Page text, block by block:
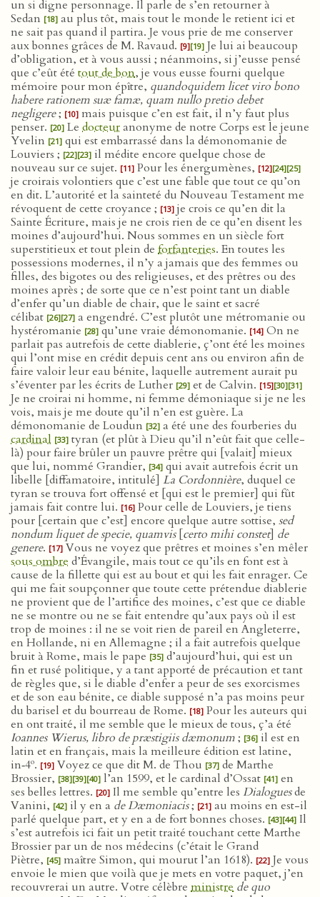
un si digne personnage. Il parle de s’en retourner à
Sedan [18] au plus tôt, mais tout le monde le retient ici et
ne sait pas quand il partira. Je vous prie de me conserver
aux bonnes grâces de M. Ravaud. [9][19] Je lui ai beaucoup
d’obligation, et à vous aussi ; néanmoins, si j’eusse pensé
que c’eût été tout de bon, je vous eusse fourni quelque
mémoire pour mon épître, quandoquidem licet viro bono
habere rationem suæ famæ, quam nullo pretio debet
negligere; [10] mais puisque c’en est fait, il n’y faut plus
penser. [20] Le docteuranonyme de notre Corps est le jeune
Yvelin [21] qui est embarrassé dans la démonomanie de
Louviers ; [22][23] il médite encore quelque chose de
nouveau sur ce sujet. [11] Pour les énergumènes, [12][24][25]
je croirais volontiers que c’est une fable que tout ce qu’on
en dit. L’autorité et la sainteté du Nouveau Testament me
révoquent de cette croyance ; [13] je crois ce qu’en dit la
Sainte Écriture, mais je ne crois rien de ce qu’en disent les
moines d’aujourd’hui. Nous sommes en un siècle fort
superstitieux et tout plein de forfanteries. En toutes les
possessions modernes, il n’y a jamais que des femmes ou
filles, des bigotes ou des religieuses, et des prêtres ou des
moines après ; de sorte que ce n’est point tant un diable
d’enfer qu’un diable de chair, que le saint et sacré
célibat [26][27] a engendré. C’est plutôt une métromanie ou
hystéromanie [28] qu’une vraie démonomanie. [14] On ne
parlait pas autrefois de cette diablerie, ç’ont été les moines
qui l’ont mise en crédit depuis cent ans ou environ afin de
faire valoir leur eau bénite, laquelle autrement aurait pu
s’éventer par les écrits de Luther [29] et de Calvin. [15][30][31]
Je ne croirai ni homme, ni femme démoniaque si je ne les
vois, mais je me doute qu’il n’en est guère. La
démonomanie de Loudun [32] a été une des fourberies du
cardinal [33] tyran (et plût à Dieu qu’il n’eût fait que celle-
là) pour faire brûler un pauvre prêtre qui [valait] mieux
que lui, nommé Grandier, [34] qui avait autrefois écrit un
libelle [diffamatoire, intitulé] La Cordonnière, duquel ce
tyran se trouva fort offensé et [qui est le premier] qui fût
jamais fait contre lui. [16] Pour celle de Louviers, je tiens
pour [certain que c’est] encore quelque autre sottise, sed
nondum liquet de specie, quamvis [certo mihi constet] de
genere. [17] Vous ne voyez que prêtres et moines s’en mêler
sous ombre d’Évangile, mais tout ce qu’ils en font est à
cause de la fillette qui est au bout et qui les fait enrager. Ce
qui me fait soupçonner que toute cette prétendue diablerie
ne provient que de l’artifice des moines, c’est que ce diable
ne se montre ou ne se fait entendre qu’aux pays où il est
trop de moines : il ne se voit rien de pareil en Angleterre,
en Hollande, ni en Allemagne ; il a fait autrefois quelque
bruit à Rome, mais le pape [35] d’aujourd’hui, qui est un
fin et rusé politique, y a tant apporté de précaution et tant
de règles que, si le diable d’enfer a peur de ses exorcismes
et de son eau bénite, ce diable supposé n’a pas moins peur
du barisel et du bourreau de Rome. [18] Pour les auteurs qui
en ont traité, il me semble que le mieux de tous, ç’a été
Ioannes Wierus, libro de præstigiis dæmonum; [36] il est en
latin et en français, mais la meilleure édition est latine,
in‑4o. [19] Voyez ce que dit M. de Thou [37] de Marthe
Brossier, [38][39][40] l’an 1599, et le cardinal d’Ossat [41] en
ses belles lettres. [20] Il me semble qu’entre les Dialoguesde
Vanini, [42] il y en a de Dæmoniacis; [21] au moins en est-il
parlé quelque part, et y en a de fort bonnes choses. [43][44] Il
s’est autrefois ici fait un petit traité touchant cette Marthe
Brossier par un de nos médecins (c’était le Grand
Piètre, [45] maître Simon, qui mourut l’an 1618). [22] Je vous
envoie le mien que voilà que je mets en votre paquet, j’en
recouvrerai un autre. Votre célèbre ministre de quo